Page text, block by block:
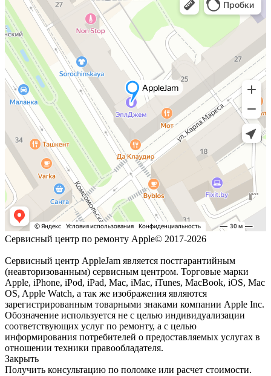
Сервисный центр по ремонту Apple© 2017-2026
Сервисный центр AppleJam является постгарантийным
(неавторизованным) сервисным центром. Торговые марки
Apple, iPhone, iPod, iPad, Mac, iMac, iTunes, MacBook, iOS, Mac
OS, Apple Watch, а так же изображения являются
зарегистрированным товарными знаками компании Apple Inc.
Обозначение используется не с целью индивидуализации
соответствующих услуг по ремонту, а с целью
информирования потребителей о предоставляемых услугах в
отношении техники правообладателя.
Закрыть
Получить консультацию по поломке или расчет стоимости.